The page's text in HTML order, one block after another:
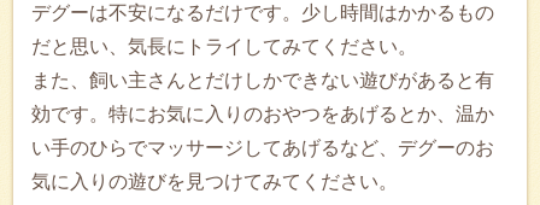
デグーは不安になるだけです。少し時間はかかるもの
だと思い、気長にトライしてみてください。
また、飼い主さんとだけしかできない遊びがあると有
効です。特にお気に入りのおやつをあげるとか、温か
い手のひらでマッサージしてあげるなど、デグーのお
気に入りの遊びを見つけてみてください。